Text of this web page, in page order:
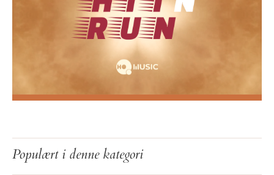
Hit’n’Run: uge 29
Populært i denne kategori